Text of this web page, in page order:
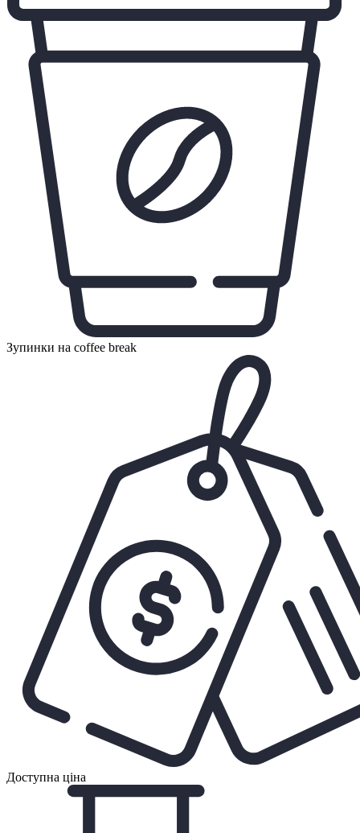
Зупинки на coffee break
Доступна ціна